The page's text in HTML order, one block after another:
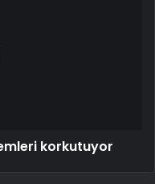
korkutuyor